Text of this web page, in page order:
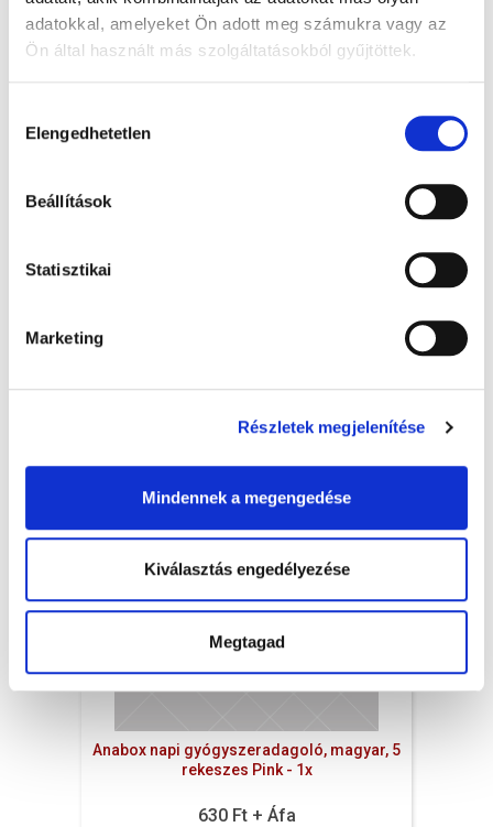
adatokkal, amelyeket Ön adott meg számukra vagy az
Ön által használt más szolgáltatásokból gyűjtöttek.
kiválasztása
Elengedhetetlen
Beállítások
Statisztikai
Marketing
Részletek megjelenítése
Mindennek a megengedése
Kiválasztás engedélyezése
Megtagad
Anabox napi gyógyszeradagoló, magyar, 5
rekeszes Pink - 1x
630 Ft + Áfa